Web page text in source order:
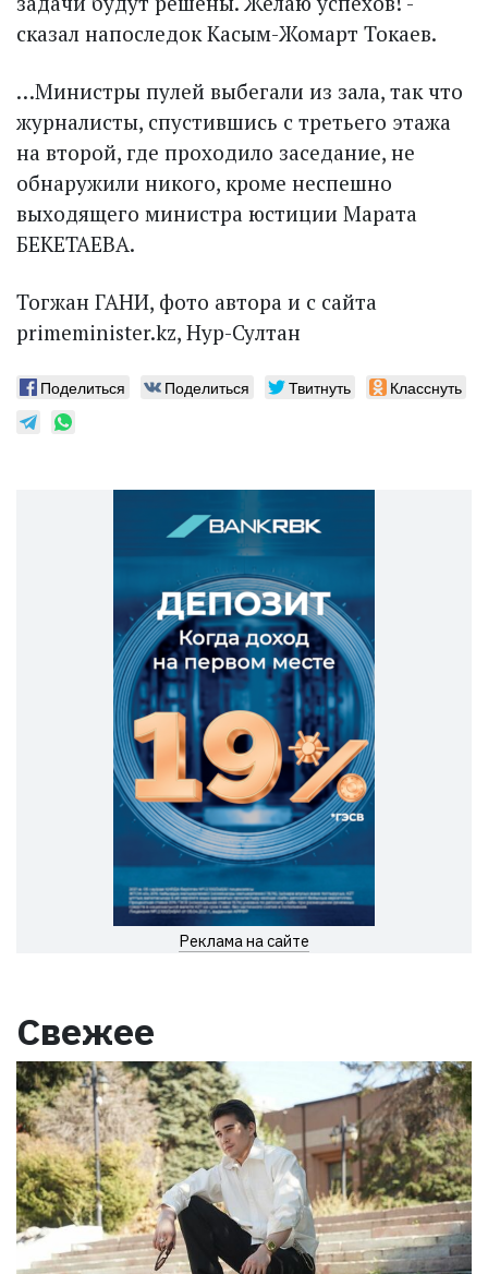
сказал напоследок Касым-Жомарт Токаев.
…Министры пулей выбегали из зала, так что
журналисты, спустившись с третьего этажа
на второй, где проходило заседание, не
обнаружили никого, кроме неспешно
выходящего министра юстиции Марата
БЕКЕТАЕВА.
Тогжан ГАНИ, фото автора и с сайта
primeminister.kz, Нур-Султан
Поделиться Поделиться Твитнуть Класснуть
Реклама на сайте
Свежее